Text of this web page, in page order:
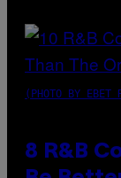
(PHOTO BY EBET
8 R&B